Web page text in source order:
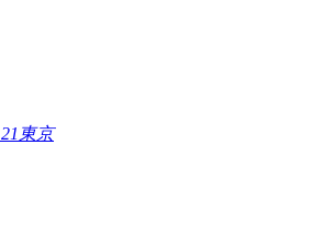
東京